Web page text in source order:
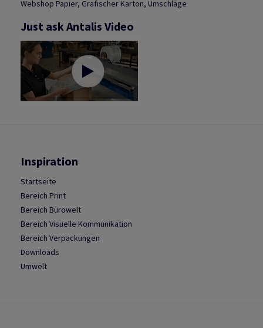
Webshop Papier, Grafischer Karton, Umschläge
Just ask Antalis Video
Inspiration
Startseite
Bereich Print
Bereich Bürowelt
Bereich Visuelle Kommunikation
Bereich Verpackungen
Downloads
Umwelt